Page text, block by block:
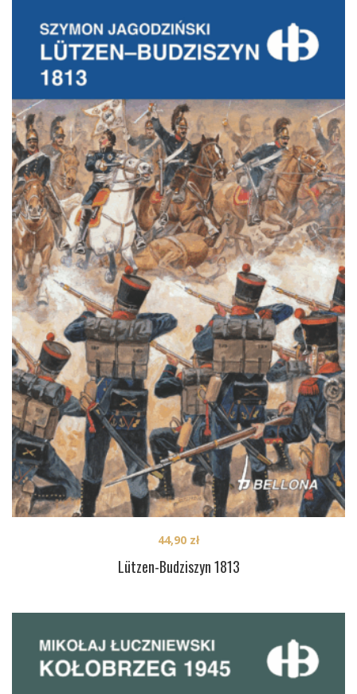
Lützen-Budziszyn 1813
44,90 zł